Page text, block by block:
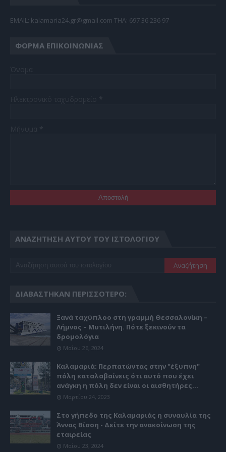
EMAIL: kalamaria24.gr@gmail.com TΗΛ: 697 36 236 97
ΦΌΡΜΑ ΕΠΙΚΟΙΝΩΝΊΑΣ
ΑΝΑΖΉΤΗΣΗ ΑΥΤΟΎ ΤΟΥ ΙΣΤΟΛΟΓΊΟΥ
ΔΙΑΒΆΣΤΗΚΑΝ ΠΕΡΙΣΣΌΤΕΡΟ:
Ξανά ταχύπλοο στη γραμμή Θεσσαλονίκη –
Λήμνος – Μυτιλήνη. Πότε ξεκινούν τα
δρομολόγια
Μαΐου 26, 2024
Καλαμαριά: Περπατώντας στην "έξυπνη"
πόλη καταλαβαίνεις ότι αυτό που έχει
ανάγκη η πόλη δεν είναι οι αισθητήρες...
Μαρτίου 24, 2023
Στο γήπεδο της Καλαμαριάς η συναυλία της
Άννας Βίσση - Δείτε την ανακοίνωση της
εταιρείας
Μαΐου 23, 2024